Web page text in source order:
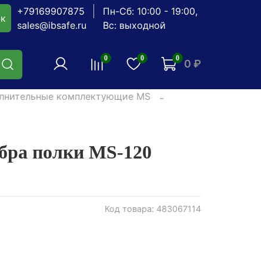
+79169907875
sales@ibsafe.ru
Пн-Сб: 10:00 - 19:00,
Вс: выходной
0 0 0 0 ₽
комплектующие MS
Код товара: 483067114
полки MS-120